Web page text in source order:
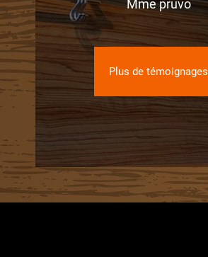
Mme pruvo
Plus de témoignages